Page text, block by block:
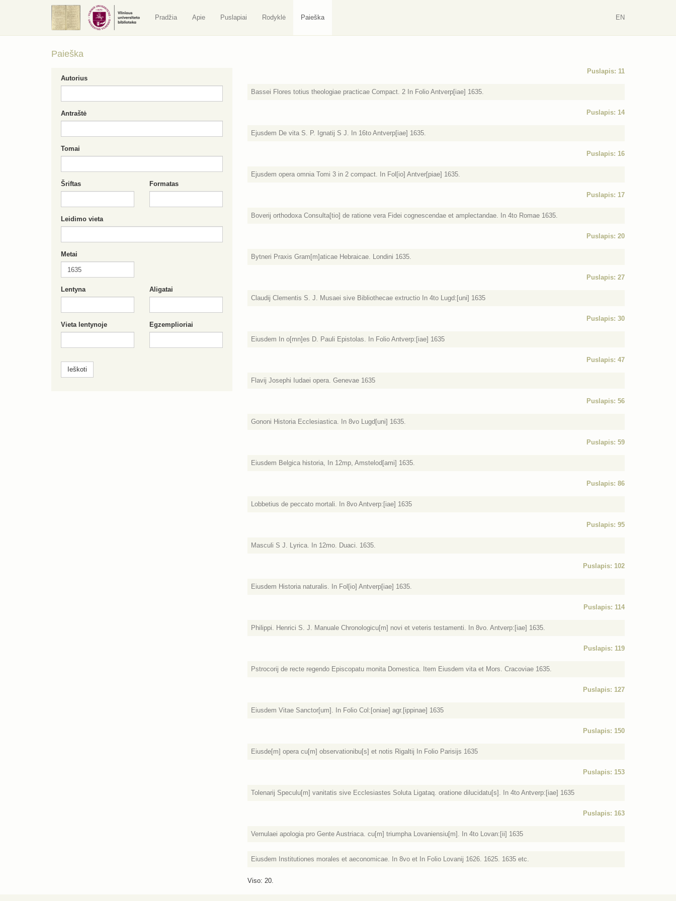
Pradžia Apie Puslapiai Rodyklė Paieška EN
Paieška
Puslapis: 11
Bassei Flores totius theologiae practicae Compact. 2 In Folio Antverp[iae] 1635.
Puslapis: 14
Ejusdem De vita S. P. Ignatij S J. In 16to Antverp[iae] 1635.
Puslapis: 16
Ejusdem opera omnia Tomi 3 in 2 compact. In Fol[io] Antver[piae] 1635.
Puslapis: 17
Boverij orthodoxa Consulta[tio] de ratione vera Fidei cognescendae et amplectandae. In 4to Romae 1635.
Puslapis: 20
Bytneri Praxis Gram[m]aticae Hebraicae. Londini 1635.
Puslapis: 27
Claudij Clementis S. J. Musaei sive Bibliothecae extructio In 4to Lugd:[uni] 1635
Puslapis: 30
Eiusdem In o[mn]es D. Pauli Epistolas. In Folio Antverp:[iae] 1635
Puslapis: 47
Flavij Josephi Iudaei opera. Genevae 1635
Puslapis: 56
Gononi Historia Ecclesiastica. In 8vo Lugd[uni] 1635.
Puslapis: 59
Eiusdem Belgica historia, In 12mp, Amstelod[ami] 1635.
Puslapis: 86
Lobbetius de peccato mortali. In 8vo Antverp:[iae] 1635
Puslapis: 95
Masculi S J. Lyrica. In 12mo. Duaci. 1635.
Puslapis: 102
Eiusdem Historia naturalis. In Fol[io] Antverp[iae] 1635.
Puslapis: 114
Philippi. Henrici S. J. Manuale Chronologicu[m] novi et veteris testamenti. In 8vo. Antverp:[iae] 1635.
Puslapis: 119
Pstrocorij de recte regendo Episcopatu monita Domestica. Item Eiusdem vita et Mors. Cracoviae 1635.
Puslapis: 127
Eiusdem Vitae Sanctor[um]. In Folio Col:[oniae] agr.[ippinae] 1635
Puslapis: 150
Eiusde[m] opera cu[m] observationibu[s] et notis Rigaltij In Folio Parisijs 1635
Puslapis: 153
Tolenarij Speculu[m] vanitatis sive Ecclesiastes Soluta Ligataq. oratione dilucidatu[s]. In 4to Antverp:[iae] 1635
Puslapis: 163
Vernulaei apologia pro Gente Austriaca. cu[m] triumpha Lovaniensiu[m]. In 4to Lovan:[ii] 1635
Eiusdem Institutiones morales et aeconomicae. In 8vo et In Folio Lovanij 1626. 1625. 1635 etc.
Viso: 20.
Autorius
Antraštė
Tomai
Šriftas Formatas
Leidimo vieta
Metai
Lentyna Aligatai
Vieta lentynoje Egzemplioriai